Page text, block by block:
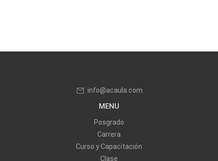
info@acaula.com
MENU
Posgrado
Carrera
Curso y Capacitación
Clase